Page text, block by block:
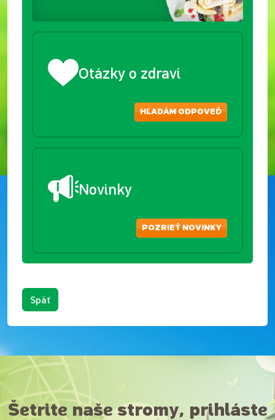
Otázky o zdraví
HĽADÁM ODPOVEĎ
Novinky
POZRIEŤ NOVINKY
Späť
Šetrite naše stromy, prihláste